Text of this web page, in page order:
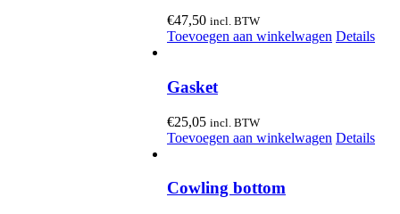
€47,50 incl. BTW
Toevoegen aan winkelwagen Details
Gasket
€25,05 incl. BTW
Toevoegen aan winkelwagen Details
Cowling bottom